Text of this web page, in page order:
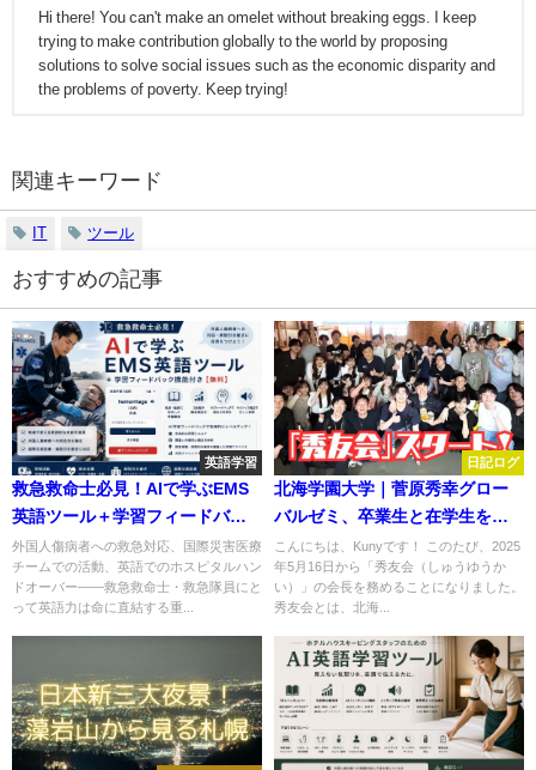
Hi there! You can't make an omelet without breaking eggs. I keep
trying to make contribution globally to the world by proposing
solutions to solve social issues such as the economic disparity and
the problems of poverty. Keep trying!
関連キーワード
ツール
おすすめの記事
英語学習
救急救命士必見！AIで学ぶEMS
英語ツール＋学習フィードバッ
ク機能付き【無料】
外国人傷病者への救急対応、国際災害医療
チームでの活動、英語でのホスピタルハン
ドオーバー——救急救命士・救急隊員にと
って英語力は命に直結する重...
日記ログ
北海学園大学｜菅原秀幸グロー
バルゼミ、卒業生と在学生を繋
ぐ「秀友会」の会長に！
こんにちは、Kunyです！ このたび、2025
年5月16日から「秀友会（しゅうゆうか
い）」の会長を務めることになりました。
秀友会とは、北海...